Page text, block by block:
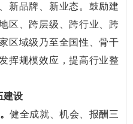
新品牌、新业态。鼓励建
区、跨层级、跨行业、跨
区域级乃至全国性、骨干
挥规模效应，提高行业整
建设
健全成就、机会、报酬三